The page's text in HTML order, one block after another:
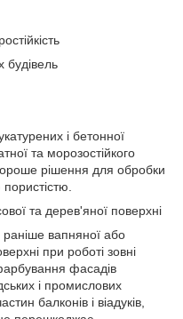
будівель
і бетонної
та морозостійкого
рішення для обробки
та дерев'яної поверхні
раніше вапняної або
при роботі зовні
фасадів
і промислових
балконів і віадуків,